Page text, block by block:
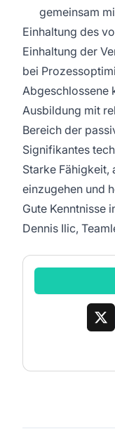
gemeinsam
Einhaltung des
Einhaltung der
bei
Abgeschlossene
Ausbildung mit
Bereich der
Signifikantes
Starke Fähigkeit,
einzugehen und
Gute Kenntnisse
Dennis Ilic,